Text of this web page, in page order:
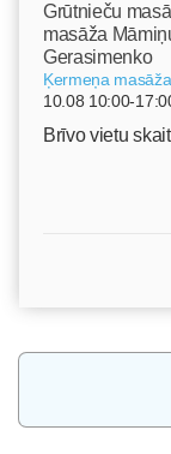
Grūtnieču
masāža
Gerasimenko
Ķermeņa masāža
10.08 10:00-
Brīvo vietu